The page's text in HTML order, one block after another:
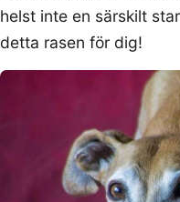
helst inte en särskilt
detta rasen för dig!